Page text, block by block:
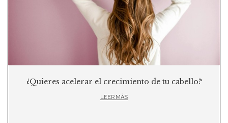
¿Quieres acelerar el crecimiento de tu cabello?
LEER MÁS